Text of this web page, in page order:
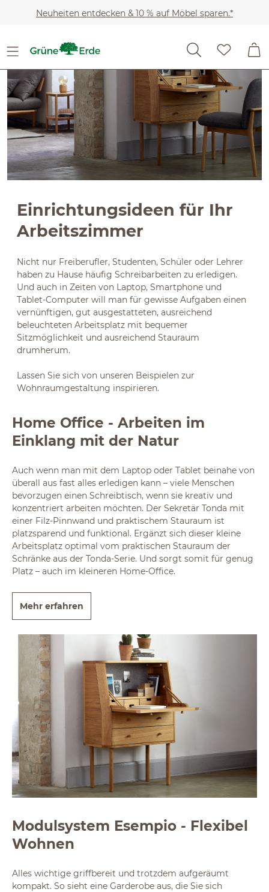
Zum Hauptinhalt springen
Neuheiten entdecken & 10 % auf Möbel sparen.*
Einrichtungsideen für Ihr
Arbeitszimmer
Nicht nur Freiberufler, Studenten, Schüler oder Lehrer
haben zu Hause häufig Schreibarbeiten zu erledigen.
Und auch in Zeiten von Laptop, Smartphone und
Tablet-Computer will man für gewisse Aufgaben einen
vernünftigen, gut ausgestatteten, ausreichend
beleuchteten Arbeitsplatz mit bequemer
Sitzmöglichkeit und ausreichend Stauraum
drumherum.
Lassen Sie sich von unseren Beispielen zur
Wohnraumgestaltung inspirieren.
Home Office - Arbeiten im
Einklang mit der Natur
Auch wenn man mit dem Laptop oder Tablet beinahe von
überall aus fast alles erledigen kann – viele Menschen
bevorzugen einen Schreibtisch, wenn sie kreativ und
konzentriert arbeiten möchten. Der Sekretär Tonda mit
einer Filz-Pinnwand und praktischem Stauraum ist
platzsparend und funktional. Ergänzt sich dieser kleine
Arbeitsplatz optimal vom praktischen Stauraum der
Schränke aus der Tonda-Serie. Und sorgt somit für genug
Platz – auch im kleineren Home-Office.
Mehr erfahren
Modulsystem Esempio - Flexibel
Wohnen
Alles wichtige griffbereit und trotzdem aufgeräumt
kompakt. So sieht eine Garderobe aus, die Sie sich